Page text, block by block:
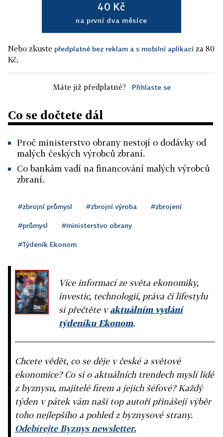
40 Kč
na první dva měsíce
Nebo zkuste předplatné bez reklam a s mobilní aplikací za 80
Kč.
Máte již předplatné? Přihlaste se
Co se dočtete dál
Proč ministerstvo obrany nestojí o dodávky od
malých českých výrobců zbraní.
Co bankám vadí na financování malých výrobců
zbraní.
#zbrojní průmysl #zbrojní výroba #zbrojení
#průmysl #ministerstvo obrany
#Týdeník Ekonom
Více informací ze světa ekonomiky,
investic, technologií, práva či lifestylu
si přečtěte vaktuálním vydání
týdeníku Ekonom.
Chcete vědět, co se děje v české a světové
ekonomice? Co si o aktuálních trendech myslí lidé
z byznysu, majitelé firem a jejich šéfové? Každý
týden v pátek vám naši top autoři přinášejí výběr
toho nejlepšího a pohled z byznysové strany.
Odebírejte Byznys newsletter.